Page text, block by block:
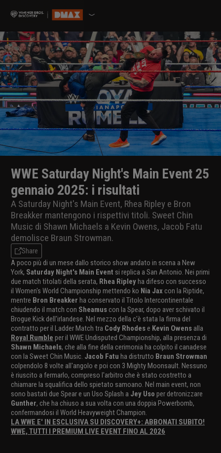
WWE Saturday Night's Main Event 25
gennaio 2025: i risultati
A Saturday Night's Main Event, Rhea Ripley e Bron
Breakker mantengono i rispettivi titoli. Sweet Chin
Music di Shawn Michaels a Kevin Owens, Jacob Fatu
demolisce Braun Strowman.
Share
A poco più di un mese dallo storico show andato in scena a New
York, Saturday Night's Main Event si replica a San Antonio. Nei primi
due match titolati della serata, Rhea Ripleyha difeso con successo
il Women's World Championship mettendo ko Nia Jaxcon la Riptide,
mentre Bron Breakker ha conservato il Titolo Intercontinentale
chiudendo il match con Sheamuscon la Spear, dopo aver schivato il
Brogue Kick dell'irlandese. Nel mezzo della c'è stata la firma del
contratto per il Ladder Match tra Cody Rhodese Kevin Owens alla
Royal Rumble per il WWE Undisputed Championship, alla presenza di
Shawn Michaels, che alla fine della cerimonia ha colpito il canadese
con la Sweet Chin Music. Jacob Fatu ha distrutto Braun Strowman
colpendolo 8 volte all'angolo e poi con 3 Mighty Moonsault. Nessuno
è riuscito a fermarlo, compreso l'arbitro che è stato costretto a
chiamare la squalifica dello spietato samoano. Nel main event, non
sono bastati due Spear e un Uso Splash a Jey Uso per detronizzare
Gunther, che ha chiuso a sua volta con una doppia Powerbomb,
confermandosi il World Heavyweight Champion.
LA WWE E' IN ESCLUSIVA SU DISCOVERY+: ABBONATI SUBITO!
WWE, TUTTI I PREMIUM LIVE EVENT FINO AL 2026